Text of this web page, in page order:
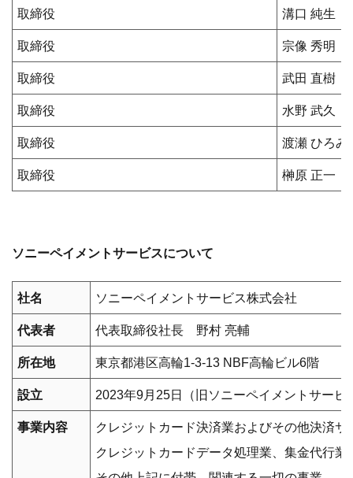
取締役 溝口 純生
取締役 宗像 秀明
取締役 武田 直樹
取締役 水野 武久
取締役 渡瀬 ひろみ
取締役 榊原 正一
ソニーペイメントサービスについて
社名 ソニーペイメントサービス株式会社
代表者 代表取締役社長 野村 亮輔
所在地 東京都港区高輪1-3-13 NBF高輪ビル6階
設立 2023年9月25日（旧ソニーペイメントサービ
事業内容
クレジットカード決済業およびその他決済サ
クレジットカードデータ処理業、集金代行業